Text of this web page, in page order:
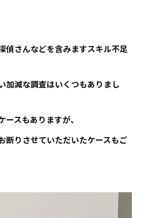
偵さんなどを含みますスキル不足
加減な調査はいくつもありまし
スもありますが、
断りさせていただいたケースもご